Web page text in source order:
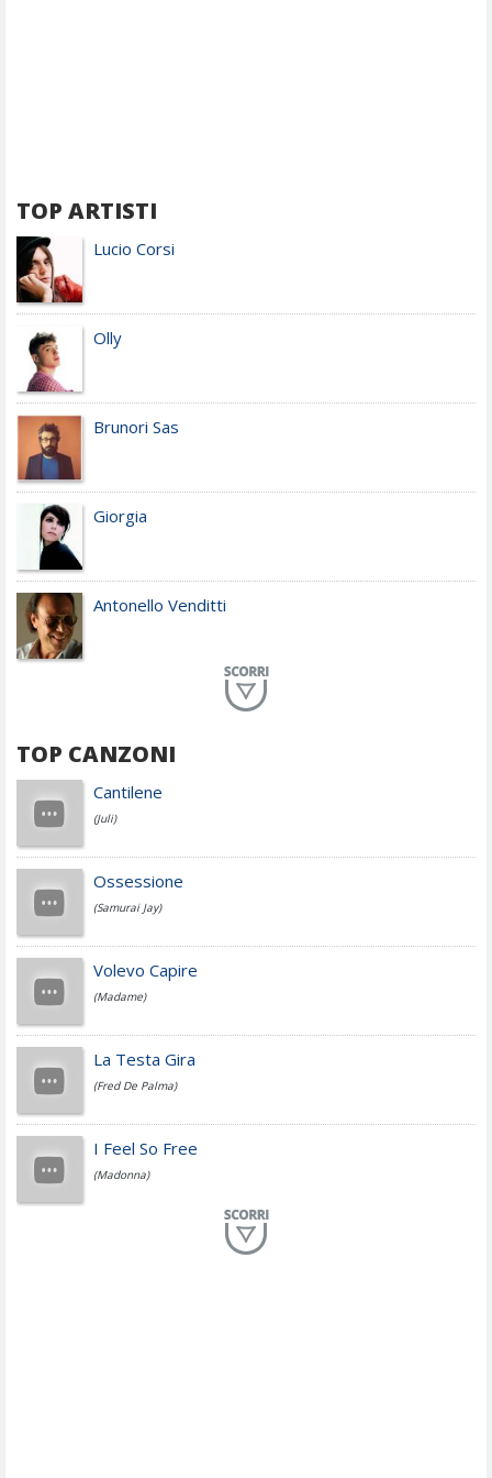
TOP ARTISTI
Lucio Corsi
Olly
Brunori Sas
Giorgia
Antonello Venditti
Achille Lauro
Cesare Cremonini
Jovanotti
Fedez
Simone Cristicchi
TOP CANZONI
Cantilene
(Juli)
Ossessione
(Samurai Jay)
Volevo Capire
(Madame)
La Testa Gira
(Fred De Palma)
I Feel So Free
(Madonna)